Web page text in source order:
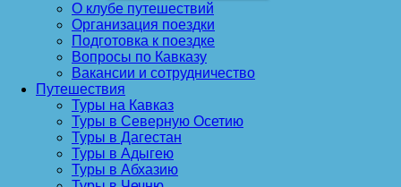
О клубе путешествий
Организация поездки
Подготовка к поездке
Вопросы по Кавказу
Вакансии и сотрудничество
Путешествия
Туры на Кавказ
Туры в Северную Осетию
Туры в Дагестан
Туры в Адыгею
Туры в Абхазию